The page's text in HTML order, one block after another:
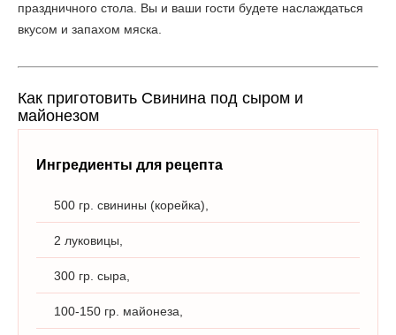
праздничного стола. Вы и ваши гости будете наслаждаться
вкусом и запахом мяска.
Как приготовить Свинина под сыром и
майонезом
Ингредиенты для рецепта
500 гр. свинины (корейка),
2 луковицы,
300 гр. сыра,
100-150 гр. майонеза,